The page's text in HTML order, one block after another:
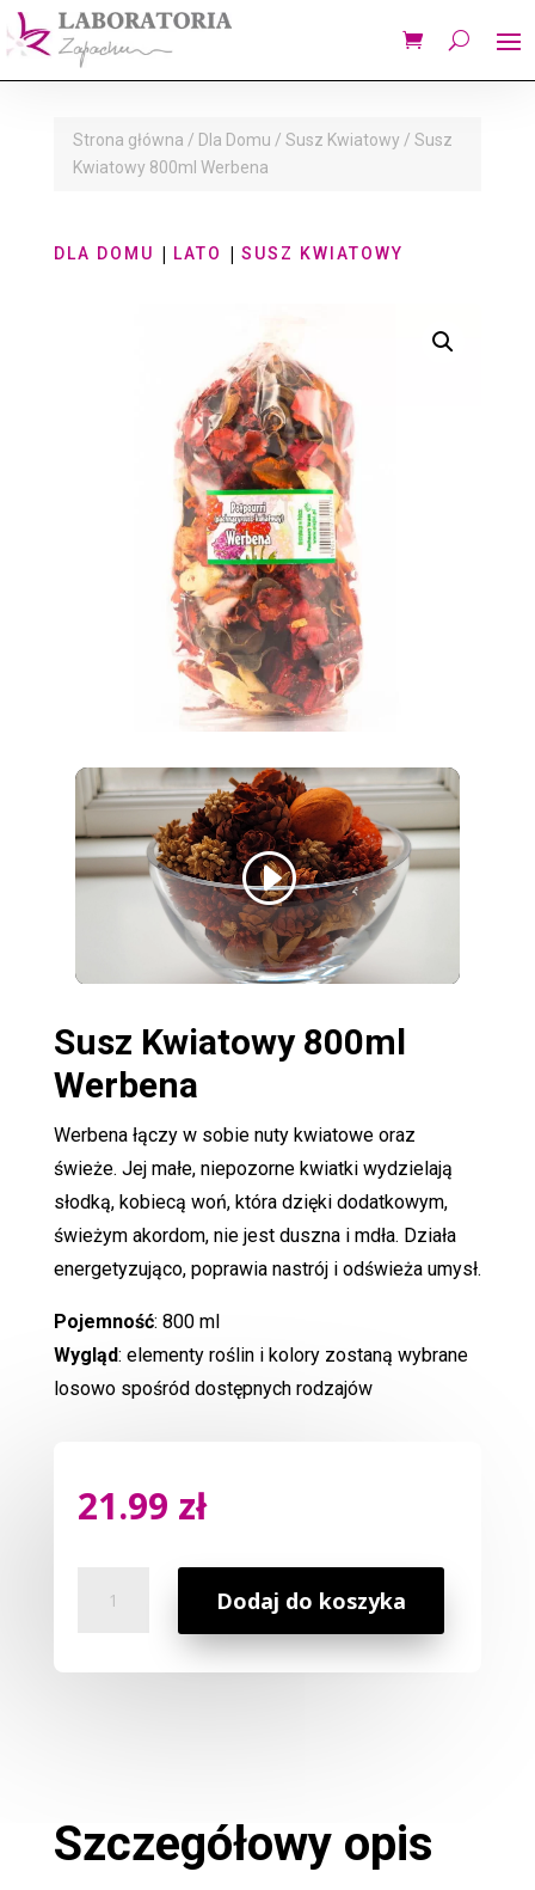
Strona główna / Dla Domu / Susz Kwiatowy / Susz
Kwiatowy 800ml Werbena
DLA DOMU | LATO | SUSZ KWIATOWY
Susz Kwiatowy 800ml
Werbena
Werbena łączy w sobie nuty kwiatowe oraz
świeże. Jej małe, niepozorne kwiatki wydzielają
słodką, kobiecą woń, która dzięki dodatkowym,
świeżym akordom, nie jest duszna i mdła. Działa
energetyzująco, poprawia nastrój i odświeża umysł.
Pojemność: 800 ml
Wygląd: elementy roślin i kolory zostaną wybrane
losowo spośród dostępnych rodzajów
21.99 zł
Dodaj do koszyka
Szczegółowy opis